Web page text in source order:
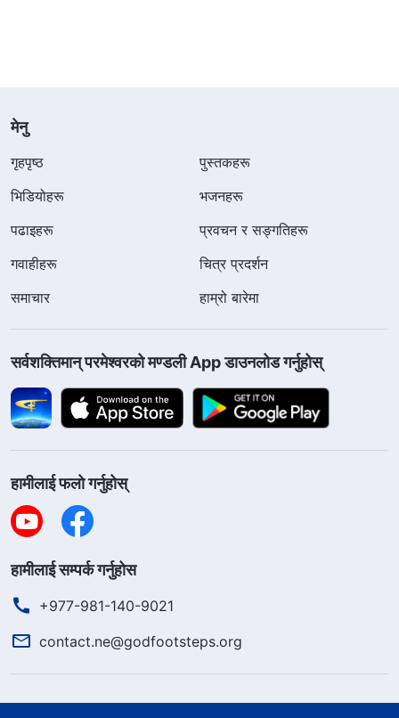
मेनु
गृहपृष्ठ
पुस्तकहरू
भिडियोहरू
भजनहरू
पढाइहरू
प्रवचन र सङ्गतिहरू
गवाहीहरू
चित्र प्रदर्शन
समाचार
हाम्रो बारेमा
सर्वशक्तिमान्‌ परमेश्‍वरको मण्डली App डाउनलोड गर्नुहोस्
हामीलाई फलो गर्नुहोस्
हामीलाई सम्पर्क गर्नुहोस
+977-981-140-9021
contact.ne@godfootsteps.org